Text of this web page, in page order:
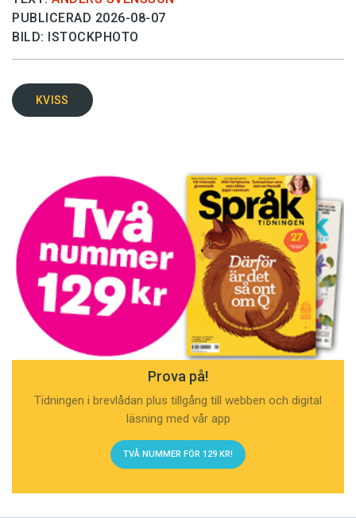
PUBLICERAD 2026-08-07
BILD: ISTOCKPHOTO
KVISS
Prova på!
Tidningen i brevlådan plus tillgång till webben och digital
läsning med vår app
TVÅ NUMMER FÖR 129 KR!